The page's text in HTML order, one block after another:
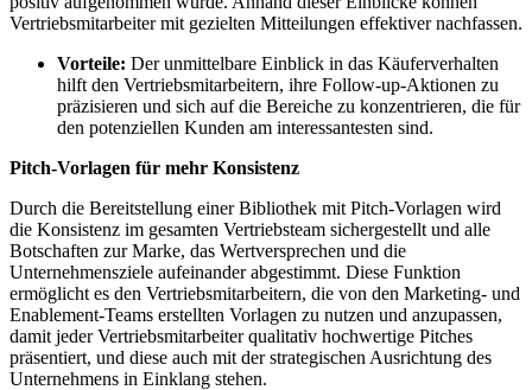
Vertriebsmitarbeiter mit gezielten Mitteilungen effektiver nachfassen.
Vorteile: Der unmittelbare Einblick in das Käuferverhalten
hilft den Vertriebsmitarbeitern, ihre Follow-up-Aktionen zu
präzisieren und sich auf die Bereiche zu konzentrieren, die für
den potenziellen Kunden am interessantesten sind.
Pitch-Vorlagen für mehr Konsistenz
Durch die Bereitstellung einer Bibliothek mit Pitch-Vorlagen wird
die Konsistenz im gesamten Vertriebsteam sichergestellt und alle
Botschaften zur Marke, das Wertversprechen und die
Unternehmensziele aufeinander abgestimmt. Diese Funktion
ermöglicht es den Vertriebsmitarbeitern, die von den Marketing- und
Enablement-Teams erstellten Vorlagen zu nutzen und anzupassen,
damit jeder Vertriebsmitarbeiter qualitativ hochwertige Pitches
präsentiert, und diese auch mit der strategischen Ausrichtung des
Unternehmens in Einklang stehen.